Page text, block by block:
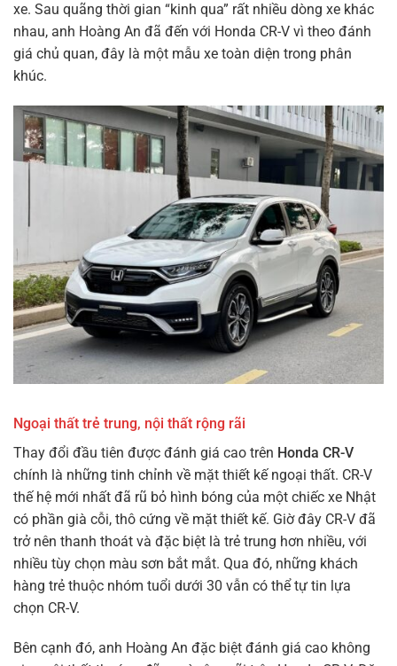
xe. Sau quãng thời gian “kinh qua” rất nhiều dòng xe khác
nhau, anh Hoàng An đã đến với Honda CR-V vì theo đánh
giá chủ quan, đây là một mẫu xe toàn diện trong phân
khúc.
Ngoại thất trẻ trung, nội thất rộng rãi
Thay đổi đầu tiên được đánh giá cao trên Honda CR-V
chính là những tinh chỉnh về mặt thiết kế ngoại thất. CR-V
thế hệ mới nhất đã rũ bỏ hình bóng của một chiếc xe Nhật
có phần già cỗi, thô cứng về mặt thiết kế. Giờ đây CR-V đã
trở nên thanh thoát và đặc biệt là trẻ trung hơn nhiều, với
nhiều tùy chọn màu sơn bắt mắt. Qua đó, những khách
hàng trẻ thuộc nhóm tuổi dưới 30 vẫn có thể tự tin lựa
chọn CR-V.
Bên cạnh đó, anh Hoàng An đặc biệt đánh giá cao không